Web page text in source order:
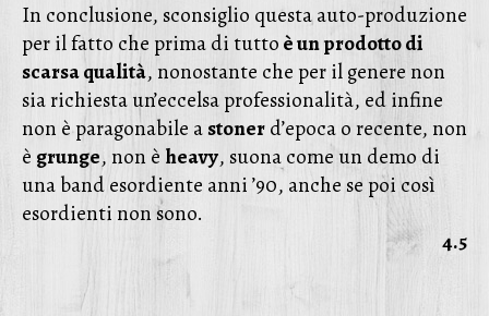
In conclusione, sconsiglio questa auto-produzione
per il fatto che prima di tuttoè un prodotto di
scarsa qualità, nonostante che per il genere non
sia richiesta un’eccelsa professionalità, ed infine
non è paragonabile astonerd’epoca o recente, non
è grunge, non è heavy, suona come un demo di
una band esordiente anni ’90, anche se poi così
esordienti non sono.
4.5